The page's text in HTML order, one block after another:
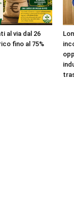
al via dal 26
fino al 75%